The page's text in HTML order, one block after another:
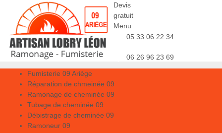
Devis
gratuit
Menu
05 33 06 22 34
06 26 96 23 69
Fumisterie 09 Ariège
Réparation de chmeinée 09
Ramonage de cheminée 09
Tubage de cheminée 09
Débistrage de cheminée 09
Ramoneur 09